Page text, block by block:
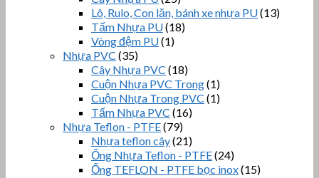
Lô, Rulo, Con lăn, bánh xe nhựa PU(13)
Tấm Nhựa PU(18)
Vòng đệm PU(1)
Nhựa PVC (35)
Cây Nhựa PVC (18)
Cuộn Nhựa PVC Trong(1)
Cuộn Nhựa Trong PVC (1)
Tấm Nhựa PVC (16)
Nhựa Teflon - PTFE(79)
Nhựa teflon cây(21)
Ống Nhựa Teflon - PTFE(24)
Ống TEFLON - PTFE bọc inox(15)